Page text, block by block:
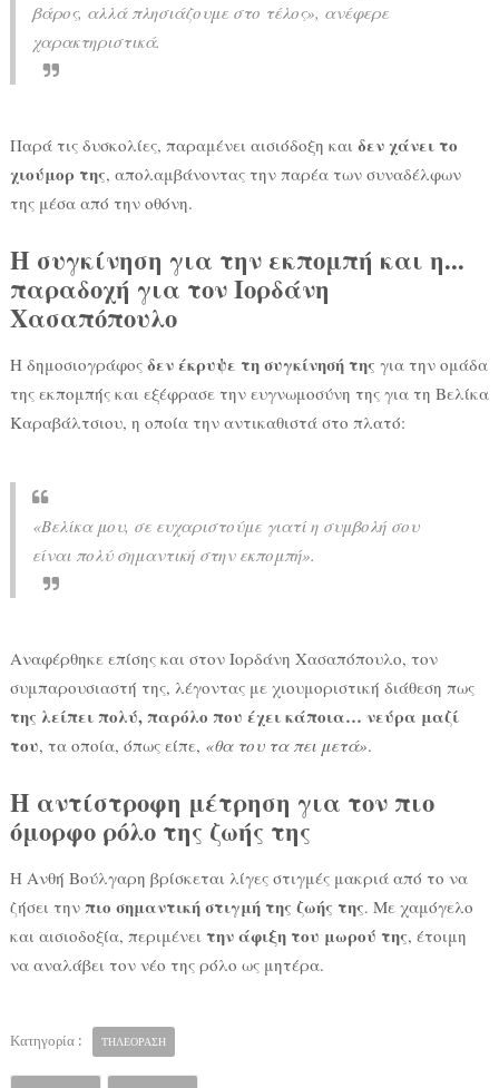
βάρος, αλλά πλησιάζουμε στο τέλος», ανέφερε
χαρακτηριστικά.
Παρά τις δυσκολίες, παραμένει αισιόδοξη και δεν χάνει το
χιούμορ της, απολαμβάνοντας την παρέα των συναδέλφων
της μέσα από την οθόνη.
Η συγκίνηση για την εκπομπή και η...
παραδοχή για τον Ιορδάνη
Χασαπόπουλο
Η δημοσιογράφος δεν έκρυψε τη συγκίνησή της για την ομάδα
της εκπομπής και εξέφρασε την ευγνωμοσύνη της για τη Βελίκα
Καραβάλτσιου, η οποία την αντικαθιστά στο πλατό:
«Βελίκα μου, σε ευχαριστούμε γιατί η συμβολή σου
είναι πολύ σημαντική στην εκπομπή».
Αναφέρθηκε επίσης και στον Ιορδάνη Χασαπόπουλο, τον
συμπαρουσιαστή της, λέγοντας με χιουμοριστική διάθεση πως
της λείπει πολύ, παρόλο που έχει κάποια… νεύρα μαζί
του, τα οποία, όπως είπε, «θα του τα πει μετά».
Η αντίστροφη μέτρηση για τον πιο
όμορφο ρόλο της ζωής της
Η Ανθή Βούλγαρη βρίσκεται λίγες στιγμές μακριά από το να
ζήσει την πιο σημαντική στιγμή της ζωής της. Με χαμόγελο
και αισιοδοξία, περιμένει την άφιξη του μωρού της, έτοιμη
να αναλάβει τον νέο της ρόλο ως μητέρα.
Κατηγορία : ΤΗΛΕΟΡΑΣΗ